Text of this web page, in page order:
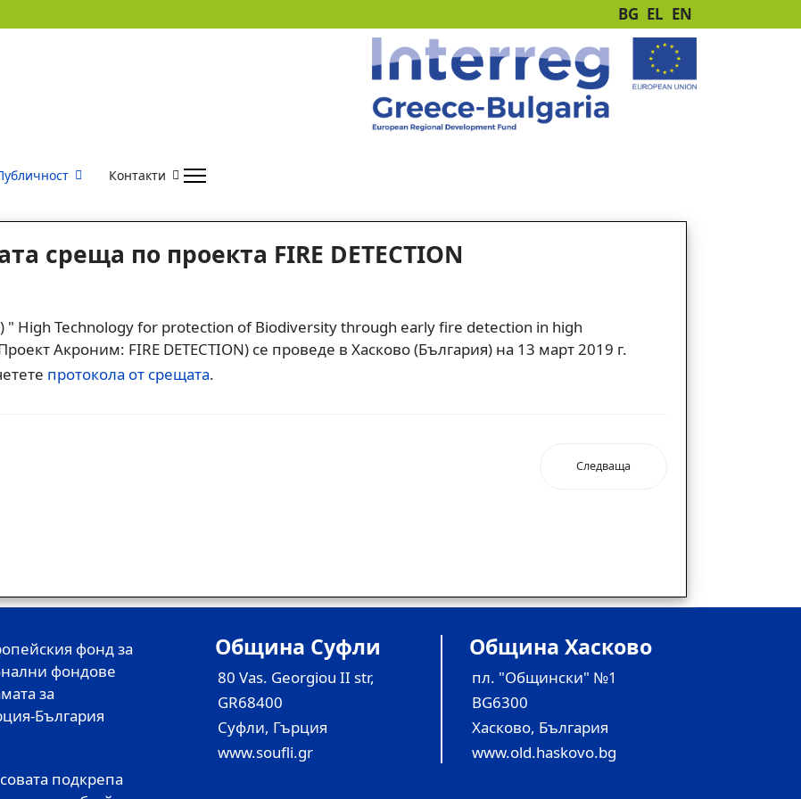
BG EL EN
Контакти
среща по проекта FIRE DETECTION
" High Technology for protection of Biodiversity through early fire detection in high
Акроним: FIRE DETECTION) се проведе в Хасково (България) на 13 март 2019 г.
протокола от срещата.
Следваща
фонд за
фондове
за
България
подкрепа
Община Суфли
80 Vas. Georgiou II str,
GR68400
Суфли, Гърция
www.soufli.gr
Община Хасково
пл. "Общински" №1
BG6300
Хасково, България
www.old.haskovo.bg